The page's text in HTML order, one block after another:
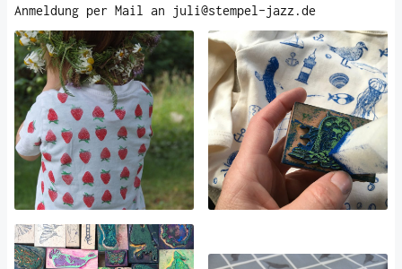
Anmeldung per Mail an juli@stempel-jazz.de